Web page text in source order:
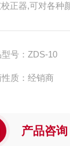
正器,可对各种
型号：ZDS-10
性质：经销商
产品咨询